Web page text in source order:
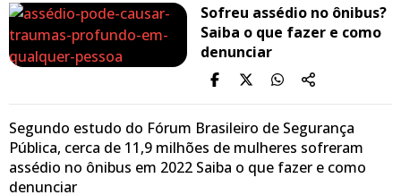
Sofreu assédio no ônibus?
Saiba o que fazer e como
denunciar
Segundo estudo do Fórum Brasileiro de Segurança
Pública, cerca de 11,9 milhões de mulheres sofreram
assédio no ônibus em 2022 Saiba o que fazer e como
denunciar